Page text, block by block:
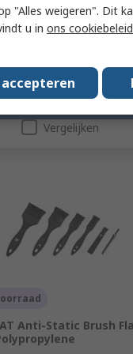
(excl. BTW) €
Toevoegen
Vergelijken
Anti-Static Brush
"Alles weigeren". Dit
u in ons cookiebeleid